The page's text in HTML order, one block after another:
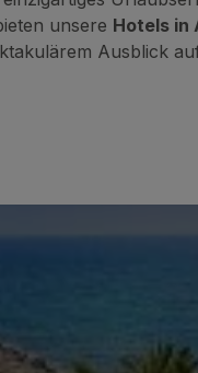
unsere Hotels in
Ausblick